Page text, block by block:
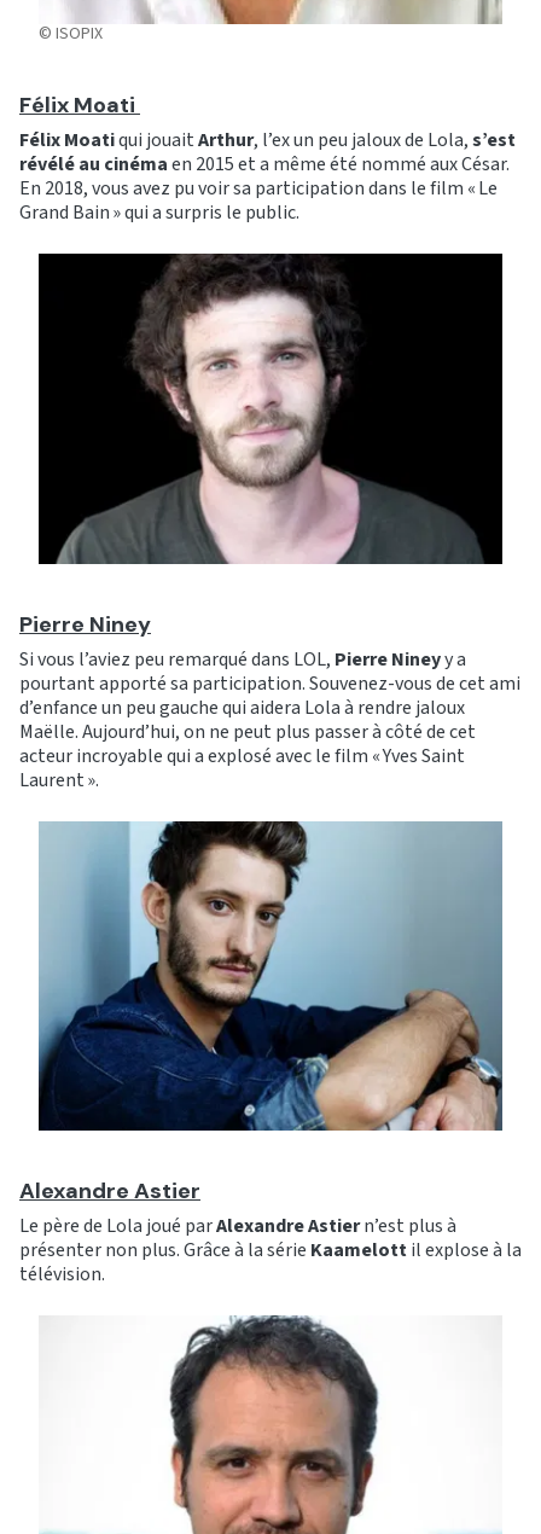
© ISOPIX
Félix Moati
Félix Moatiqui jouaitArthur, l’ex un peu jaloux de Lola,s’est
révélé au cinémaen 2015 et a même été nommé aux César.
En 2018, vous avez pu voir sa participation dans le film « Le
Grand Bain » qui a surpris le public.
Pierre Niney
Si vous l’aviez peu remarqué dans LOL, Pierre Nineyy a
pourtant apporté sa participation. Souvenez-vous de cet ami
d’enfance un peu gauche qui aidera Lola à rendre jaloux
Maëlle. Aujourd’hui, on ne peut plus passer à côté de cet
acteur incroyable qui a explosé avec le film « Yves Saint
Laurent ».
Alexandre Astier
Le père de Lola joué parAlexandreAstiern’est plus à
présenter non plus. Grâce à la série Kaamelottil explose à la
télévision.